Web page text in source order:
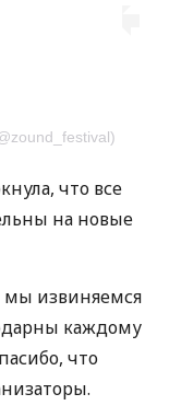
что все
на новые
мы извиняемся
каждому
что